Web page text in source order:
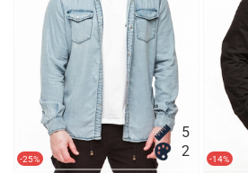
-25%
5
2
-14%